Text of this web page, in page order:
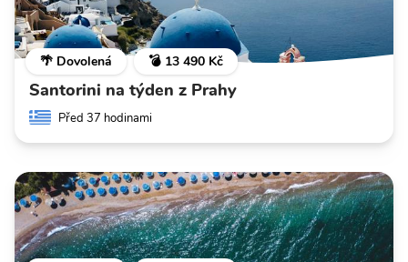
🌴 Dovolená 💣 13 490 Kč
Santorini na týden z Prahy
Před 37 hodinami